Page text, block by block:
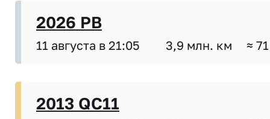
2026 PB
11 августа в 21:05 3,9 млн. км ≈
2013 QC11